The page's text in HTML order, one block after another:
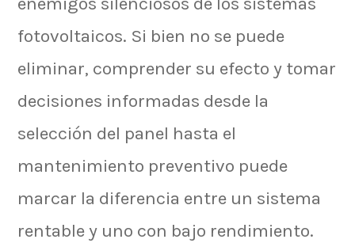
fotovoltaicos. Si bien no se puede
eliminar, comprender su efecto y tomar
decisiones informadas desde la
selección del panel hasta el
mantenimiento preventivo puede
marcar la diferencia entre un sistema
rentable y uno con bajo rendimiento.